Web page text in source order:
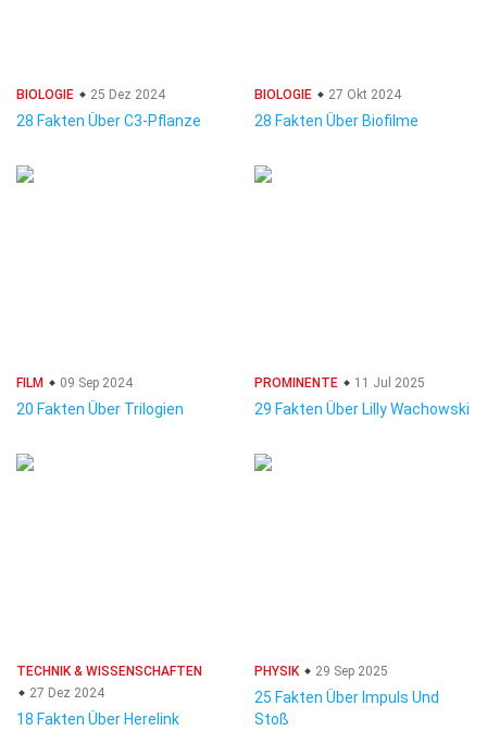
BIOLOGIE 25 Dez 2024
28 Fakten Über C3-Pflanze
BIOLOGIE 27 Okt 2024
28 Fakten Über Biofilme
FILM 09 Sep 2024
20 Fakten Über Trilogien
PROMINENTE 11 Jul 2025
29 Fakten Über Lilly Wachowski
TECHNIK & WISSENSCHAFTEN
27 Dez 2024
18 Fakten Über Herelink
PHYSIK 29 Sep 2025
25 Fakten Über Impuls Und
Stoß